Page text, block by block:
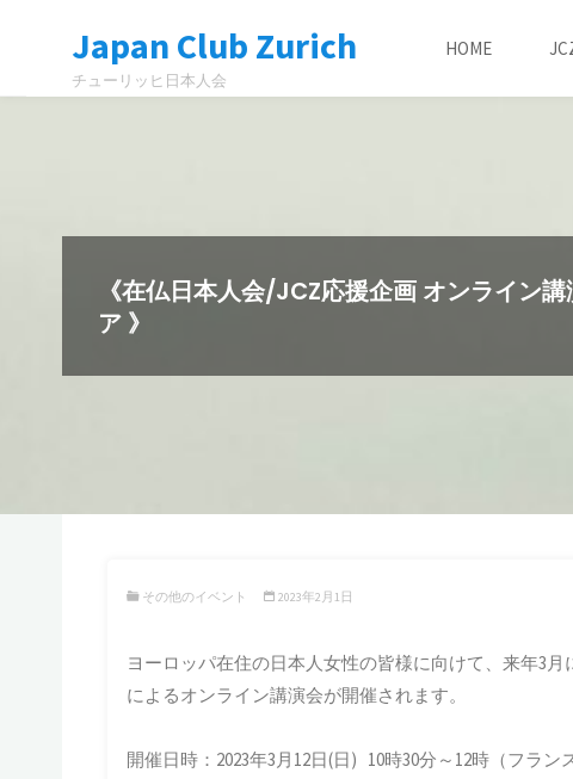
Japan Club Zurich
チューリッヒ日本人会
HOME
《在仏日本人会/JCZ応援企画 オンライン
ア 》
その他のイベント 2023年2月1日
ヨーロッパ在住の日本人女性の皆様に向けて、来年3
によるオンライン講演会が開催されます。
開催日時：2023年3月12日(日) 10時30分～12時（フラン